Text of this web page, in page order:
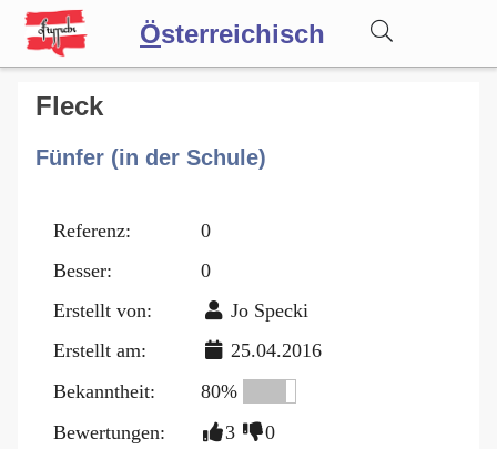
Österreichisch
Wörterbuch
Forum
Blog
Fleck
Fünfer (in der Schule)
Referenz:
0
Besser:
0
Erstellt von:
Jo Specki
Erstellt am:
25.04.2016
Bekanntheit:
80%
Bewertungen:
3 0